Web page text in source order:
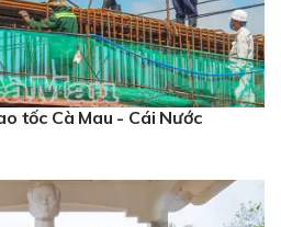
tốc Cà Mau - Cái Nước